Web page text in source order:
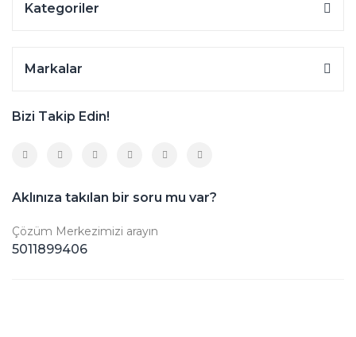
Kategoriler
Markalar
Bizi Takip Edin!
Aklınıza takılan bir soru mu var?
Çözüm Merkezimizi arayın
5011899406